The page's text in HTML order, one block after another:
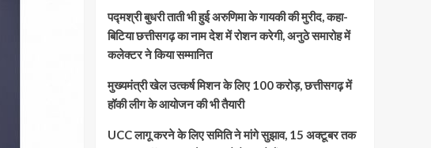
पद्मश्री बुधरी ताती भी हुई अरुणिमा के गायकी की मुरीद, कहा-
बिटिया छत्तीसगढ़ का नाम देश में रोशन करेगी, अनुठे समारोह में
कलेक्टर ने किया सम्मानित
मुख्यमंत्री खेल उत्कर्ष मिशन के लिए 100 करोड़, छत्तीसगढ़ में
हॉकी लीग के आयोजन की भी तैयारी
UCC लागू करने के लिए समिति ने मांगे सुझाव, 15 अक्टूबर तक